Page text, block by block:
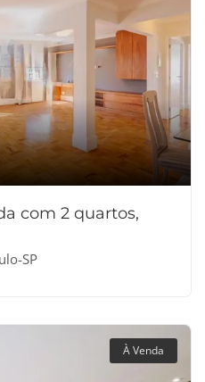
com 2 quartos,
SP
À Venda